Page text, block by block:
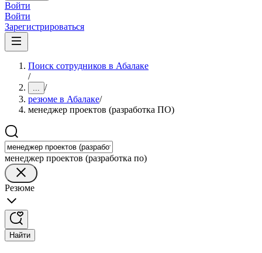
Войти
Войти
Зарегистрироваться
Поиск сотрудников в Абалаке
/
... /
резюме в Абалаке/
менеджер проектов (разработка ПО)
менеджер проектов (разработка по)
Резюме
Найти